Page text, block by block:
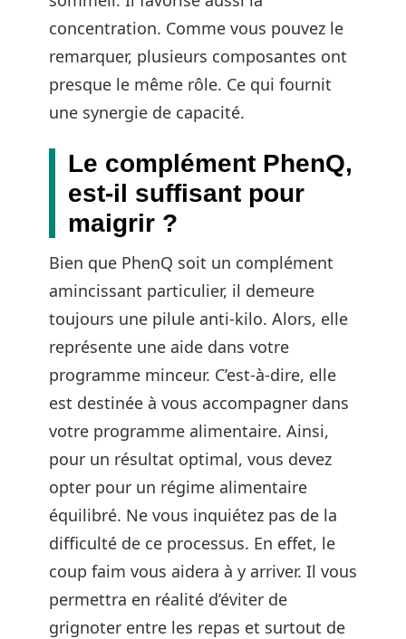
concentration. Comme vous pouvez le
remarquer, plusieurs composantes ont
presque le même rôle. Ce qui fournit
une synergie de capacité.
Le complément PhenQ,
est-il suffisant pour
maigrir ?
Bien que PhenQ soit un complément
amincissant particulier, il demeure
toujours une pilule anti-kilo. Alors, elle
représente une aide dans votre
programme minceur. C’est-à-dire, elle
est destinée à vous accompagner dans
votre programme alimentaire. Ainsi,
pour un résultat optimal, vous devez
opter pour un régime alimentaire
équilibré. Ne vous inquiétez pas de la
difficulté de ce processus. En effet, le
coup faim vous aidera à y arriver. Il vous
permettra en réalité d’éviter de
grignoter entre les repas et surtout de